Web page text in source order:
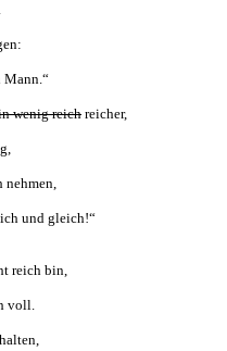
Mann.“
wenig reich reicher,
nehmen,
und gleich!“
reich bin,
voll.